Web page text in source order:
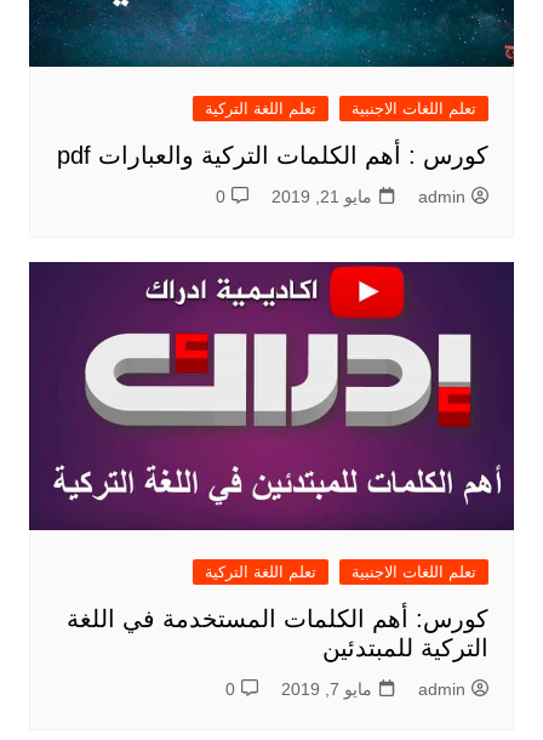
تعلم اللغات الاجنبية تعلم اللغة التركية
كورس : أهم الكلمات التركية والعبارات pdf
admin مايو 21, 2019 0
تعلم اللغات الاجنبية تعلم اللغة التركية
كورس: أهم الكلمات المستخدمة في اللغة
التركية للمبتدئين
admin مايو 7, 2019 0